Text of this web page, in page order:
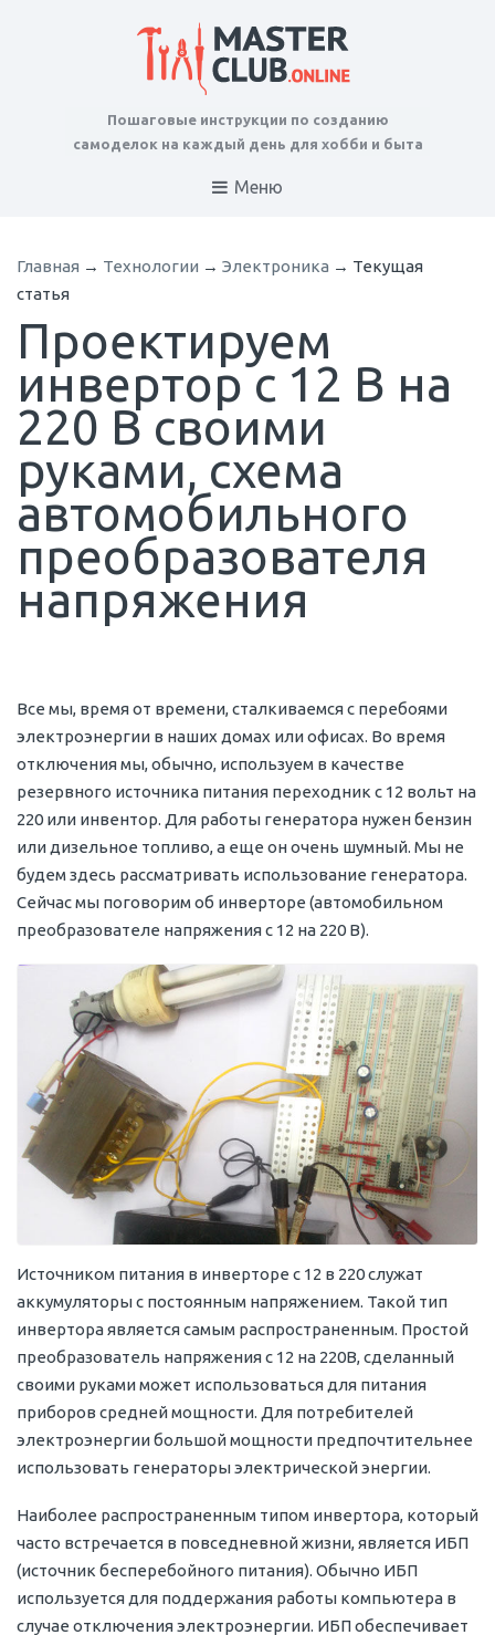
Пошаговые инструкции по созданию
самоделок на каждый день для хобби и быта
Меню
Главная → Технологии → Электроника → Текущая
статья
Проектируем
инвертор с 12 В на
220 В своими
руками, схема
автомобильного
преобразователя
напряжения
Все мы, время от времени, сталкиваемся с перебоями
электроэнергии в наших домах или офисах. Во время
отключения мы, обычно, используем в качестве
резервного источника питания переходник с 12 вольт на
220 или инвентор. Для работы генератора нужен бензин
или дизельное топливо, а еще он очень шумный. Мы не
будем здесь рассматривать использование генератора.
Сейчас мы поговорим об инверторе (автомобильном
преобразователе напряжения с 12 на 220 В).
Источником питания в инверторе с 12 в 220 служат
аккумуляторы с постоянным напряжением. Такой тип
инвертора является самым распространенным. Простой
преобразователь напряжения с 12 на 220В, сделанный
своими руками может использоваться для питания
приборов средней мощности. Для потребителей
электроэнергии большой мощности предпочтительнее
использовать генераторы электрической энергии.
Наиболее распространенным типом инвертора, который
часто встречается в повседневной жизни, является ИБП
(источник бесперебойного питания). Обычно ИБП
используется для поддержания работы компьютера в
случае отключения электроэнергии. ИБП обеспечивает